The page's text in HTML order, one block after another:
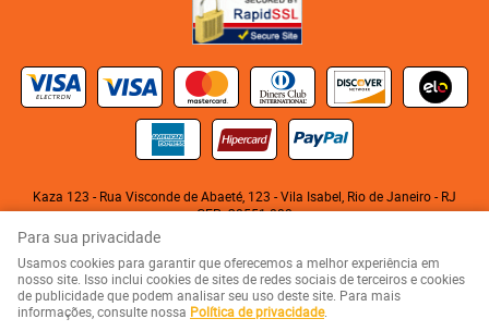
Kaza 123 - Rua Visconde de Abaeté, 123 -Vila Isabel, Rio de Janeiro- RJ
CEP: 20551-080
KITABU LIVRARIA NEGRA E EDITORA LTDA
LOJA VIRTUAL CRIADA POR
Para sua privacidade
Usamos cookies para garantir que oferecemos a melhor experiência em
nosso site. Isso inclui cookies de sites de redes sociais de terceiros e cookies
de publicidade que podem analisar seu uso deste site. Para mais
informações, consulte nossa Política de privacidade.